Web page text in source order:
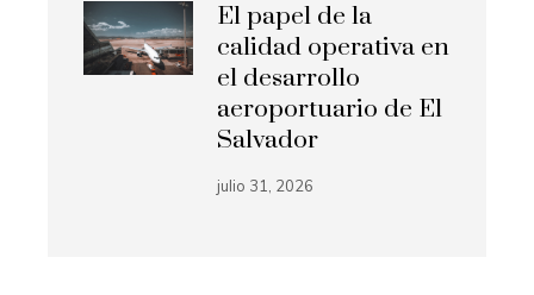
El papel de la
calidad operativa en
el desarrollo
aeroportuario de El
Salvador
julio 31, 2026